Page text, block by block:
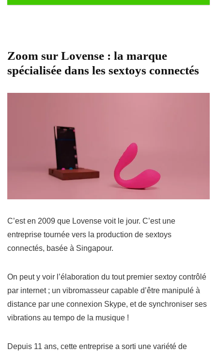
Zoom sur Lovense : la marque
spécialisée dans les sextoys connectés
C’est en 2009 que Lovense voit le jour. C’est une
entreprise tournée vers la production de sextoys
connectés, basée à Singapour.
On peut y voir l’élaboration du tout premier sextoy contrôlé
par internet ; un vibromasseur capable d’être manipulé à
distance par une connexion Skype, et de synchroniser ses
vibrations au tempo de la musique !
Depuis 11 ans, cette entreprise a sorti une variété de